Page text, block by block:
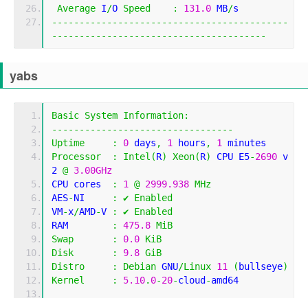
Average I/O Speed : 131.0 MB/s
-------------------------------------------
---------------------------------------
yabs
Basic System Information:
---------------------------------
Uptime
: 0 days , 1 hours , 1
minutes
Processor
: Intel (R) Xeon(R) CPU E5-2690 v
2 @ 3.00GHz
CPU cores
: 1 @ 2999.938 MHz
AES-NI : ✔ Enabled
VM-x/AMD-V : ✔ Enabled
RAM
: 475.8 MiB
Swap
: 0.0 KiB
Disk
: 9.8 GiB
Distro
: Debian GNU/Linux 11 ( bullseye)
Kernel
: 5.10. 0-20-cloud -amd64